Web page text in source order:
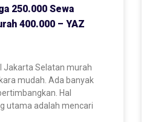
250.000 Sewa
400.000 – YAZ
Jakarta Selatan murah
mudah. Ada banyak
Hal
utama adalah mencari